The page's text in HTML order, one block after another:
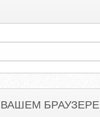
БРАУЗЕРЕ